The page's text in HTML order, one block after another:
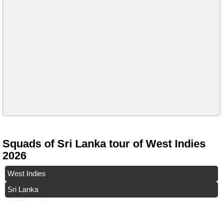
Squads of Sri Lanka tour of West Indies
2026
West Indies
Sri Lanka